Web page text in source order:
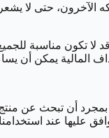
حتى لا
تكون مناسبة
المالية يمكن أن
عليها عند